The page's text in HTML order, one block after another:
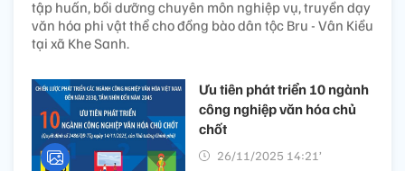
tập huấn, bồi dưỡng chuyên môn nghiệp vụ, truyền dạy
văn hóa phi vật thể cho đồng bào dân tộc Bru - Vân Kiều
tại xã Khe Sanh.
Ưu tiên phát triển 10 ngành
công nghiệp văn hóa chủ
chốt
26/11/2025 14:21’